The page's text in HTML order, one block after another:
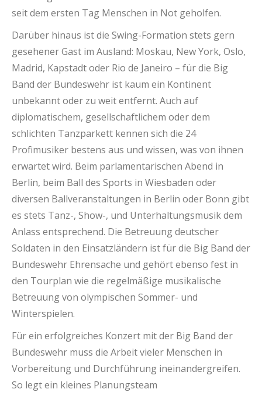
seit dem ersten Tag Menschen in Not geholfen.
Darüber hinaus ist die Swing-Formation stets gern
gesehener Gast im Ausland: Moskau, New York, Oslo,
Madrid, Kapstadt oder Rio de Janeiro – für die Big
Band der Bundeswehr ist kaum ein Kontinent
unbekannt oder zu weit entfernt. Auch auf
diplomatischem, gesellschaftlichem oder dem
schlichten Tanzparkett kennen sich die 24
Profimusiker bestens aus und wissen, was von ihnen
erwartet wird. Beim parlamentarischen Abend in
Berlin, beim Ball des Sports in Wiesbaden oder
diversen Ballveranstaltungen in Berlin oder Bonn gibt
es stets Tanz-, Show-, und Unterhaltungsmusik dem
Anlass entsprechend. Die Betreuung deutscher
Soldaten in den Einsatzländern ist für die Big Band der
Bundeswehr Ehrensache und gehört ebenso fest in
den Tourplan wie die regelmäßige musikalische
Betreuung von olympischen Sommer- und
Winterspielen.
Für ein erfolgreiches Konzert mit der Big Band der
Bundeswehr muss die Arbeit vieler Menschen in
Vorbereitung und Durchführung ineinandergreifen.
So legt ein kleines Planungsteam